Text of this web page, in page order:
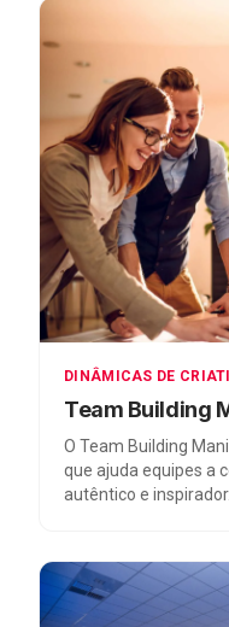
DINÂMICAS DE
Team Building
O Team Building
que ajuda equipes a
autêntico e
declaração de
trabalho em equipe
extraordinários.